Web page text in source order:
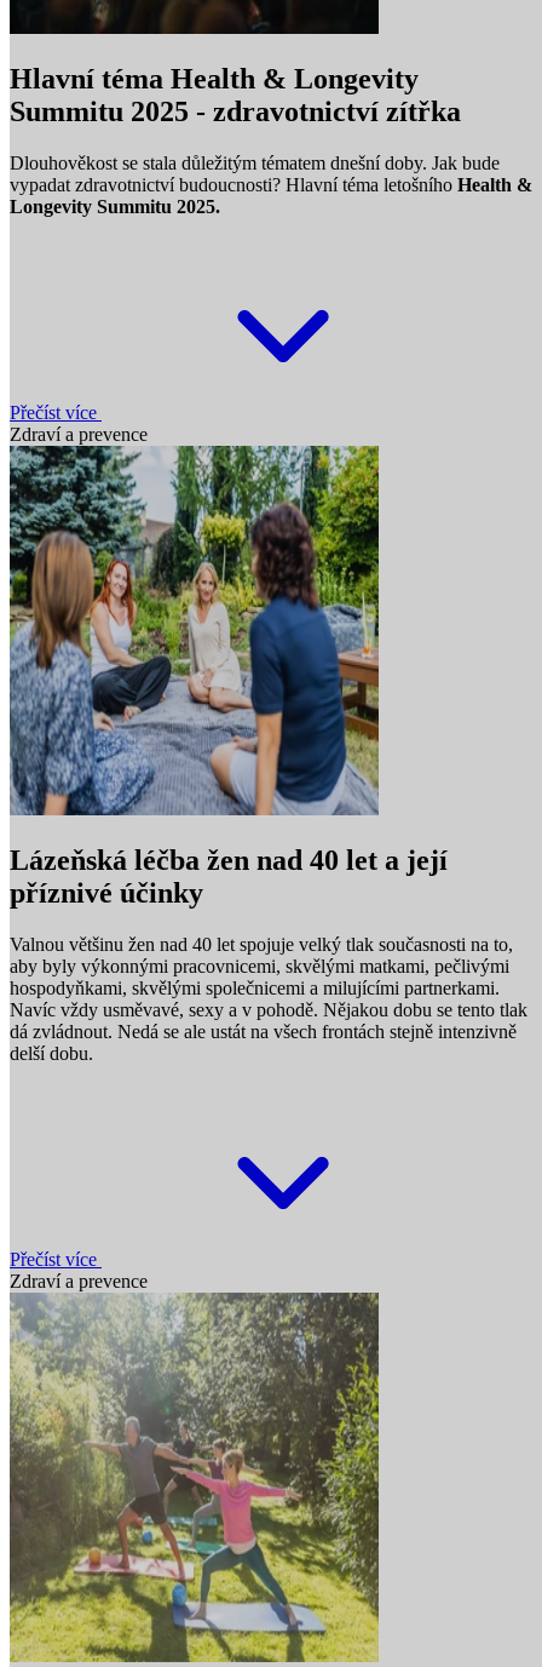
Hlavní téma Health & Longevity
Summitu 2025 - zdravotnictví zítřka
Dlouhověkost se stala důležitým tématem dnešní doby. Jak bude
vypadat zdravotnictví budoucnosti? Hlavní téma letošního Health &
Longevity Summitu 2025.
Přečíst více
Zdraví a prevence
Lázeňská léčba žen nad 40 let a její
příznivé účinky
Valnou většinu žen nad 40 let spojuje velký tlak současnosti na to,
aby byly výkonnými pracovnicemi, skvělými matkami, pečlivými
hospodyňkami, skvělými společnicemi a milujícími partnerkami.
Navíc vždy usměvavé, sexy a v pohodě. Nějakou dobu se tento tlak
dá zvládnout. Nedá se ale ustát na všech frontách stejně intenzivně
delší dobu.
Přečíst více
Zdraví a prevence